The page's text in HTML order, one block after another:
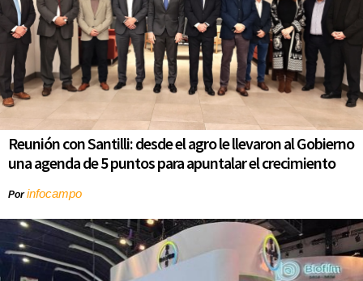
Reunión con Santilli: desde el agro le llevaron al Gobierno
una agenda de 5 puntos para apuntalar el crecimiento
Porinfocampo